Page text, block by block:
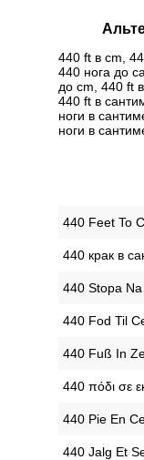
440 ft в cm,
440 нога до
до cm, 440 ft
440 ft в
ноги в
ноги в
‎440 Feet To
‎440 крак в
‎440 Stopa
‎440 Fod Til
‎440 Fuß In
‎440 πόδι σε
‎440 Pie En
‎440 Jalg Et